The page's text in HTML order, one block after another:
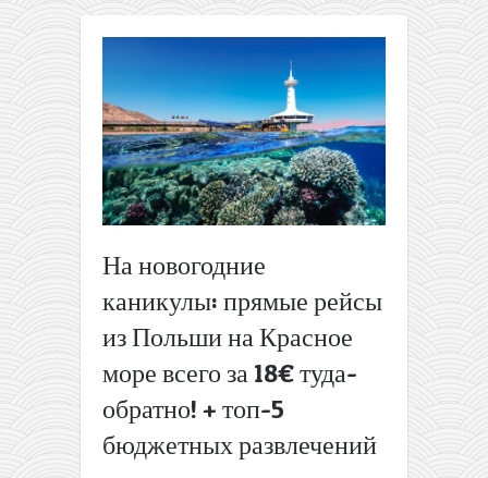
На новогодние
каникулы: прямые рейсы
из Польши на Красное
море всего за 18€ туда-
обратно! + топ-5
бюджетных развлечений
Большая
подборка
самых
дешевых
билетов
из
Литвы в
Чехию со
скидкой до
80%!